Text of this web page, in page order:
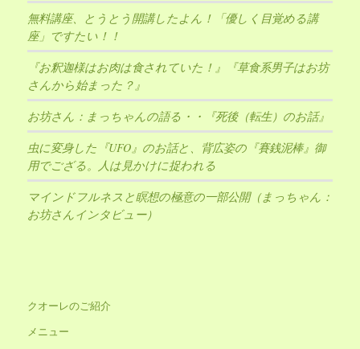
無料講座、とうとう開講したよん！「優しく目覚める講
座」ですたい！！
『お釈迦様はお肉は食されていた！』『草食系男子はお坊
さんから始まった？』
お坊さん：まっちゃんの語る・・『死後（転生）のお話』
虫に変身した『UFO』のお話と、背広姿の『賽銭泥棒』御
用でござる。人は見かけに捉われる
マインドフルネスと瞑想の極意の一部公開（まっちゃん：
お坊さんインタビュー）
クオーレのご紹介
メニュー